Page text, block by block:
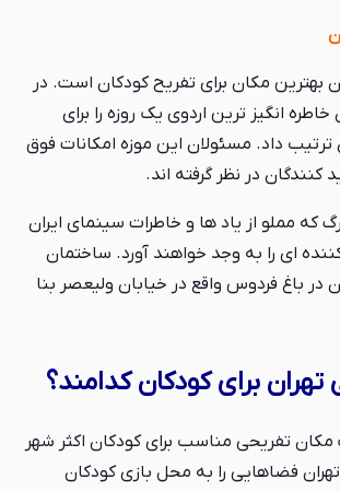
بهترین مکان برای تفریح کودکان است. در
انگیز ترین اردوی یک روزه را برای
ترتیب داد. مسئولان این موزه امکانات فوق
کنندگان در نظر گرفته اند.
که مملو از یاد ها و خاطرات سینمای ایران
ای را به وجد خواهند آورد. ساختمان
در باغ فردوس واقع در خیابان ولیعصر بنا
برای کودکان کدامند؟
تفریحی مناسب برای کودکان اکثر شهر
فضاهایی را به محل بازی کودکان